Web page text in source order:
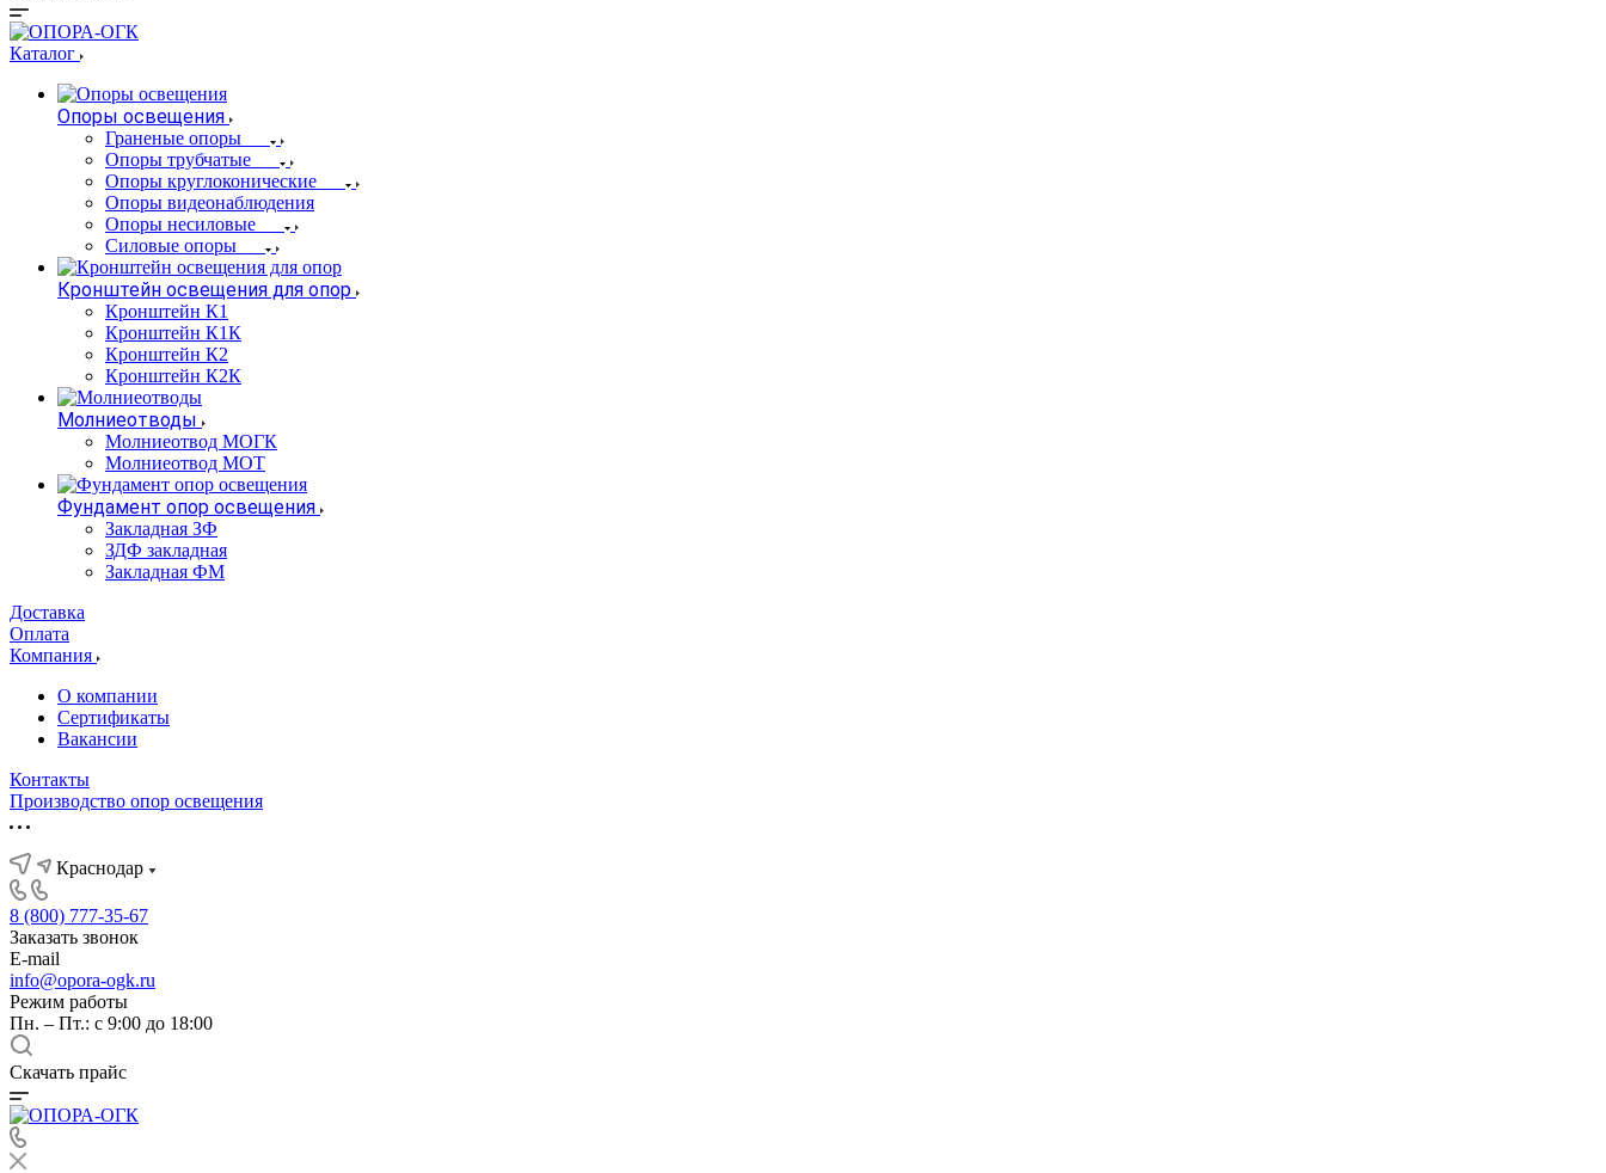
Каталог
Опоры освещения
Граненые опоры
Опоры трубчатые
Опоры круглоконические
Опоры видеонаблюдения
Опоры несиловые
Силовые опоры
Кронштейн освещения для опор
Кронштейн К1
Кронштейн К1К
Кронштейн К2
Кронштейн К2К
Молниеотводы
Молниеотвод МОГК
Молниеотвод МОТ
Фундамент опор освещения
Закладная ЗФ
ЗДФ закладная
Закладная ФМ
Доставка
Оплата
Компания
О компании
Сертификаты
Вакансии
Контакты
Производство опор освещения
Краснодар
8 (800) 777-35-67
Заказать звонок
E-mail
info@opora-ogk.ru
Режим работы
Пн. – Пт.: с 9:00 до 18:00
Скачать прайс